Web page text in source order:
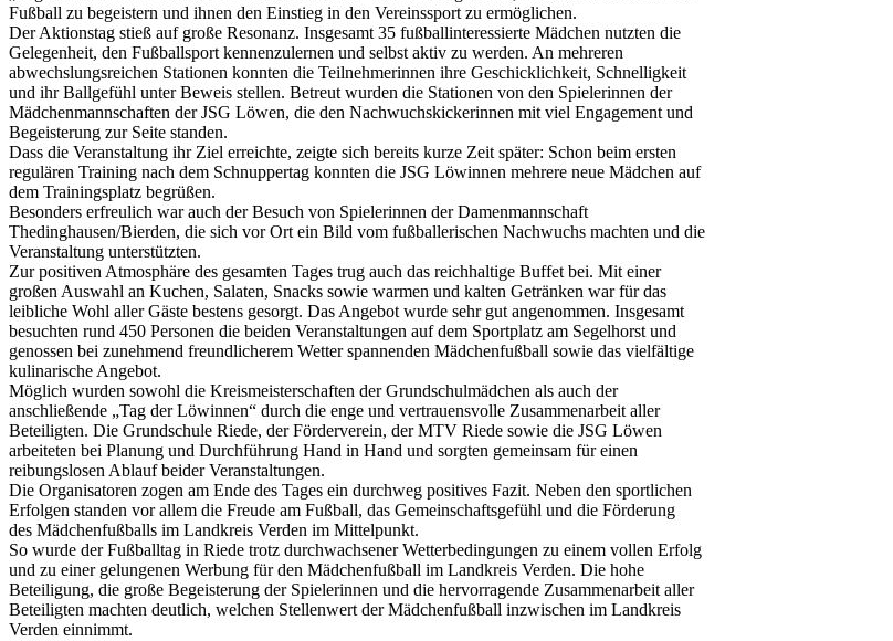
Fußball zu begeistern und ihnen den Einstieg in den Vereinssport zu ermöglichen.
Der Aktionstag stieß auf große Resonanz. Insgesamt 35 fußballinteressierte Mädchen nutzten die
Gelegenheit, den Fußballsport kennenzulernen und selbst aktiv zu werden. An mehreren
abwechslungsreichen Stationen konnten die Teilnehmerinnen ihre Geschicklichkeit, Schnelligkeit
und ihr Ballgefühl unter Beweis stellen. Betreut wurden die Stationen von den Spielerinnen der
Mädchenmannschaften der JSG Löwen, die den Nachwuchskickerinnen mit viel Engagement und
Begeisterung zur Seite standen.
Dass die Veranstaltung ihr Ziel erreichte, zeigte sich bereits kurze Zeit später: Schon beim ersten
regulären Training nach dem Schnuppertag konnten die JSG Löwinnen mehrere neue Mädchen auf
dem Trainingsplatz begrüßen.
Besonders erfreulich war auch der Besuch von Spielerinnen der Damenmannschaft
Thedinghausen/Bierden, die sich vor Ort ein Bild vom fußballerischen Nachwuchs machten und die
Veranstaltung unterstützten.
Zur positiven Atmosphäre des gesamten Tages trug auch das reichhaltige Buffet bei. Mit einer
großen Auswahl an Kuchen, Salaten, Snacks sowie warmen und kalten Getränken war für das
leibliche Wohl aller Gäste bestens gesorgt. Das Angebot wurde sehr gut angenommen. Insgesamt
besuchten rund 450 Personen die beiden Veranstaltungen auf dem Sportplatz am Segelhorst und
genossen bei zunehmend freundlicherem Wetter spannenden Mädchenfußball sowie das vielfältige
kulinarische Angebot.
Möglich wurden sowohl die Kreismeisterschaften der Grundschulmädchen als auch der
anschließende „Tag der Löwinnen“ durch die enge und vertrauensvolle Zusammenarbeit aller
Beteiligten. Die Grundschule Riede, der Förderverein, der MTV Riede sowie die JSG Löwen
arbeiteten bei Planung und Durchführung Hand in Hand und sorgten gemeinsam für einen
reibungslosen Ablauf beider Veranstaltungen.
Die Organisatoren zogen am Ende des Tages ein durchweg positives Fazit. Neben den sportlichen
Erfolgen standen vor allem die Freude am Fußball, das Gemeinschaftsgefühl und die Förderung
des Mädchenfußballs im Landkreis Verden im Mittelpunkt.
So wurde der Fußballtag in Riede trotz durchwachsener Wetterbedingungen zu einem vollen Erfolg
und zu einer gelungenen Werbung für den Mädchenfußball im Landkreis Verden. Die hohe
Beteiligung, die große Begeisterung der Spielerinnen und die hervorragende Zusammenarbeit aller
Beteiligten machten deutlich, welchen Stellenwert der Mädchenfußball inzwischen im Landkreis
Verden einnimmt.